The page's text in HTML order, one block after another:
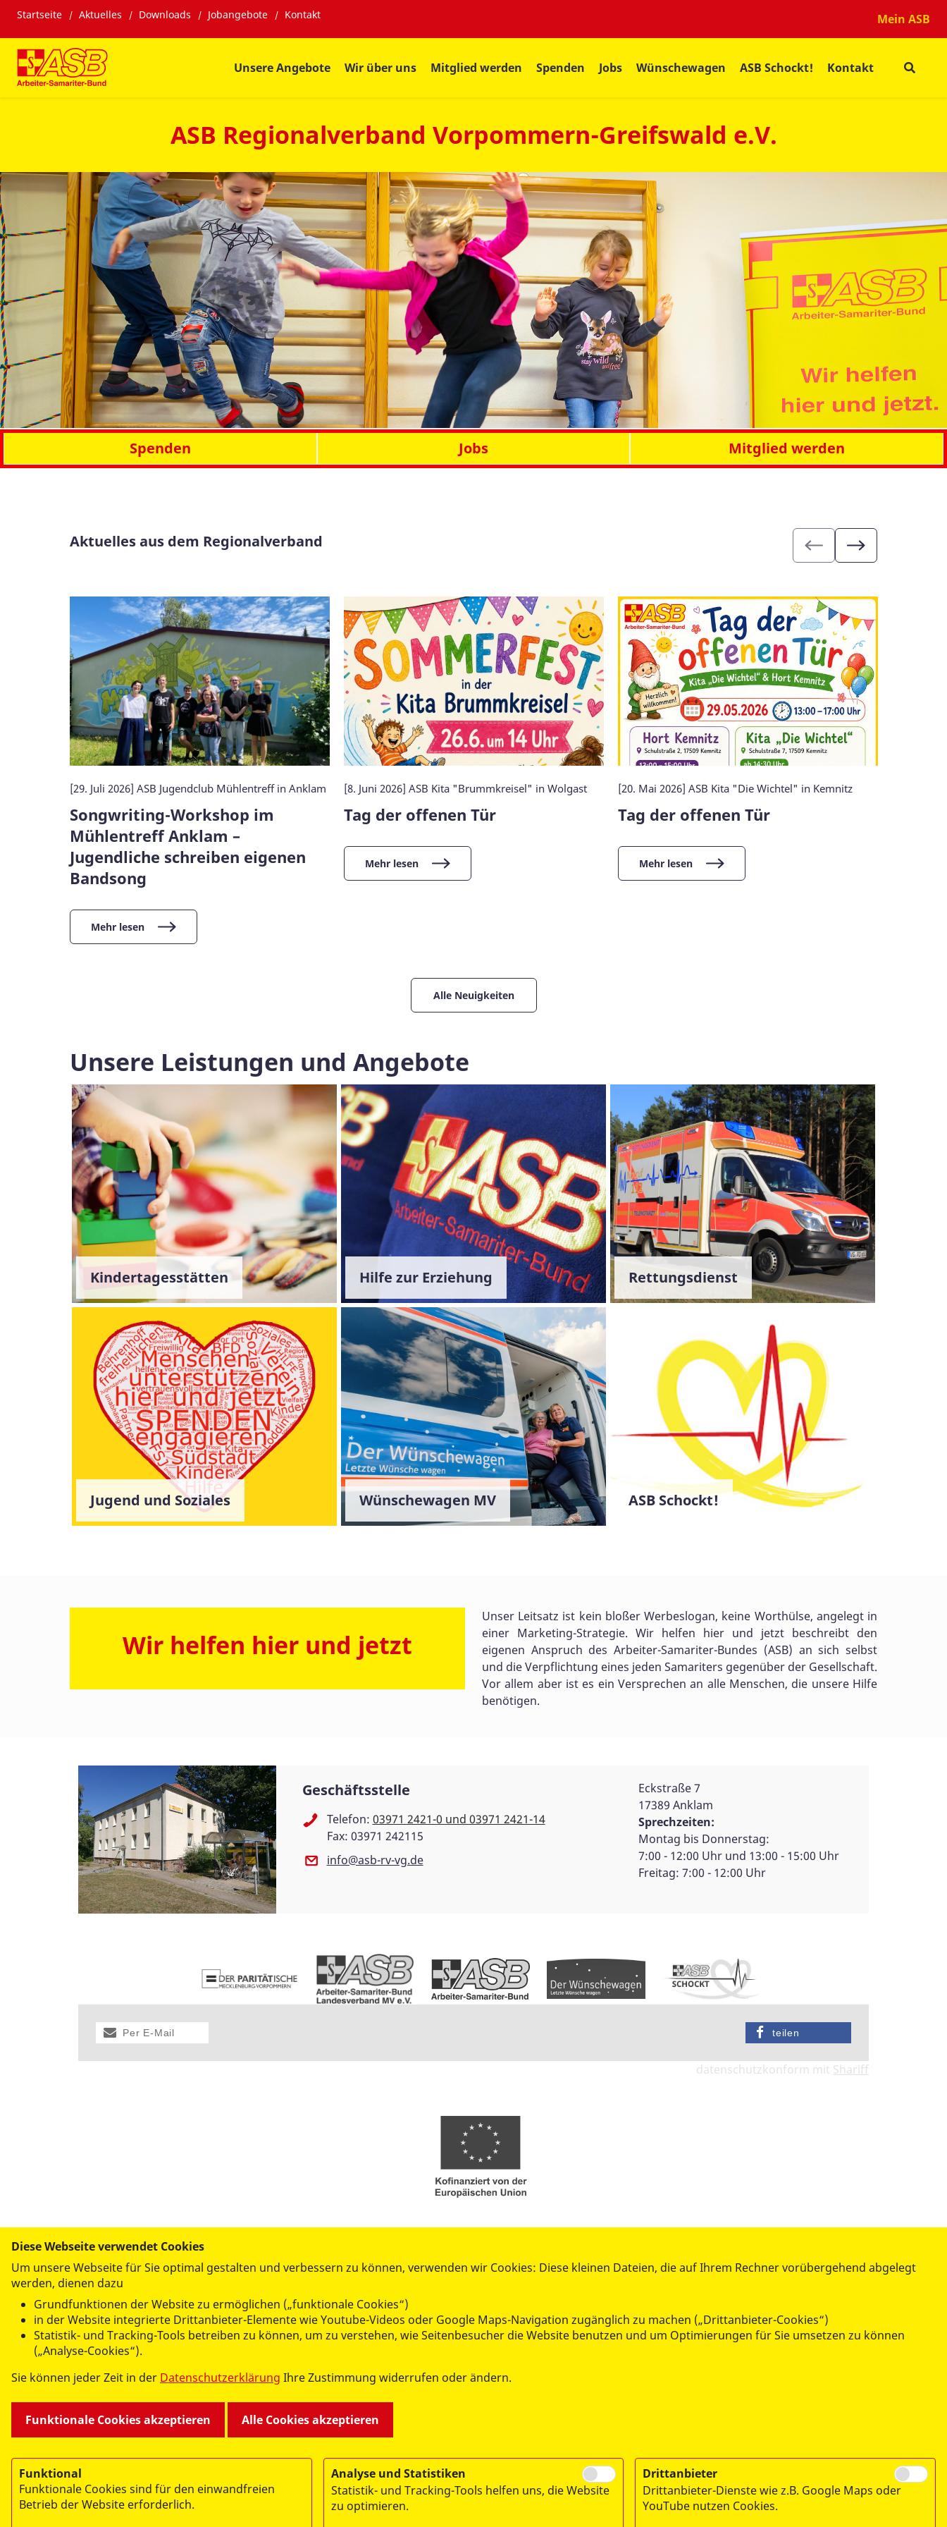
Startseite Aktuelles Downloads Jobangebote Kontakt Mein ASB
Unsere Angebote Wir über uns Mitglied werden Spenden Jobs Wünschewagen ASB Schockt! Kontakt
ASB Regionalverband Vorpommern-Greifswald e.V.
Spenden Jobs Mitglied werden
Aktuelles aus dem Regionalverband
[29. Juli 2026] ASB Jugendclub Mühlentreff in Anklam
Songwriting-Workshop im
Mühlentreff Anklam –
Jugendliche schreiben eigenen
Bandsong
Mehr lesen
[8. Juni 2026] ASB Kita "Brummkreisel" in Wolgast
Tag der offenen Tür
Mehr lesen
[20. Mai 2026] ASB Kita "Die Wichtel" in Kemnitz
Tag der offenen Tür
Mehr lesen
Alle Neuigkeiten
Unsere Leistungen und Angebote
Kindertagesstätten Hilfe zur Erziehung Rettungsdienst
Jugend und Soziales Wünschewagen MV ASB Schockt!
Wir helfen hier und jetzt
Unser Leitsatz ist kein bloßer Werbeslogan, keine Worthülse, angelegt in
einer Marketing-Strategie. Wir helfen hier und jetzt beschreibt den
eigenen Anspruch des Arbeiter-Samariter-Bundes (ASB) an sich selbst
und die Verpflichtung eines jeden Samariters gegenüber der Gesellschaft.
Vor allem aber ist es ein Versprechen an alle Menschen, die unsere Hilfe
benötigen.
Geschäftsstelle
Telefon: 03971 2421-0 und 03971 2421-14
Fax: 03971 242115
info@asb-rv-vg.de
Eckstraße 7
17389 Anklam
Sprechzeiten:
Montag bis Donnerstag:
7:00 - 12:00 Uhr und 13:00 - 15:00 Uhr
Freitag: 7:00 - 12:00 Uhr
Per E-Mail
teilen
datenschutzkonform mit Shariff
UNSERE ANGEBOTE
Kindertagesstätten
Hilfen zur Erziehung
Rettungsdienst
Erste-Hilfe-Ausbildung
Jugend und Soziales
Fortbildungen 2022
Kita "Parkwichtel" Behrenhoff
Kita "Peeneflöhe" Gützkow
Kneipp-Kita Karlshagen
Kita "Bernsteintaler" Loddin
Kita "Fröbelhaus" Wolgast
RV VORPOMMERN-GREIFSWALD E.V.
Spenden
Jobs
Praktikum
LANDESWEITE PROJEKTE
Diese Webseite verwendet Cookies
Um unsere Webseite für Sie optimal gestalten und verbessern zu können, verwenden wir Cookies: Diese kleinen Dateien, die auf Ihrem Rechner vorübergehend abgelegt
werden, dienen dazu
Grundfunktionen der Website zu ermöglichen („funktionale Cookies“)
in der Website integrierte Drittanbieter-Elemente wie Youtube-Videos oder Google Maps-Navigation zugänglich zu machen („Drittanbieter-Cookies“)
Statistik- und Tracking-Tools betreiben zu können, um zu verstehen, wie Seitenbesucher die Website benutzen und um Optimierungen für Sie umsetzen zu können
(„Analyse-Cookies“).
Sie können jeder Zeit in der Datenschutzerklärung Ihre Zustimmung widerrufen oder ändern.
Funktionale Cookies akzeptieren Alle Cookies akzeptieren
Funktional
Funktionale Cookies sind für den einwandfreien
Betrieb der Website erforderlich.
Analyse und Statistiken
Statistik- und Tracking-Tools helfen uns, die Website
zu optimieren.
Drittanbieter
Drittanbieter-Dienste wie z.B. Google Maps oder
YouTube nutzen Cookies.